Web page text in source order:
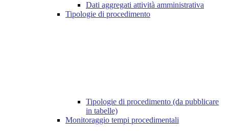
Dati aggregati attività amministrativa
Tipologie di procedimento
Tipologie di procedimento (da pubblicare
in tabelle)
Monitoraggio tempi procedimentali